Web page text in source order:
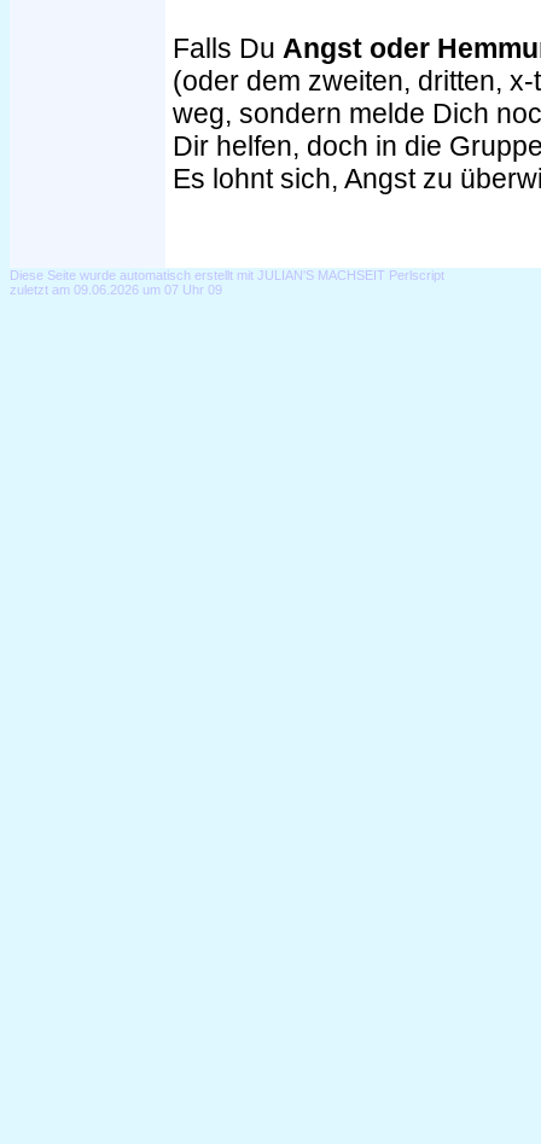
Falls Du Angst oder
(oder dem zweiten, dritten,
weg, sondern melde Dich
Dir helfen, doch in die
Es lohnt sich, Angst zu
Diese Seite wurde automatisch erstellt mit JULIAN'S MACHSEIT Perlscript
zuletzt am 09.06.2026 um 07 Uhr 09